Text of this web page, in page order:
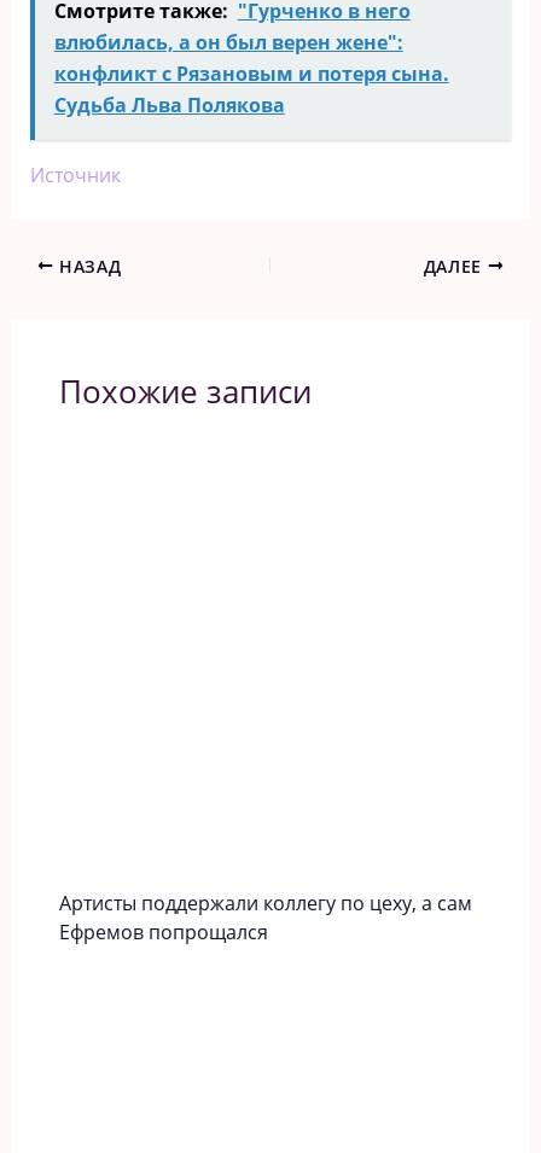
Смотрите также: "Гурченко в него
влюбилась, а он был верен жене":
конфликт с Рязановым и потеря сына.
Судьба Льва Полякова
Источник
НАЗАД ДАЛЕЕ
Похожие записи
Артисты поддержали коллегу по цеху, а сам
Ефремов попрощался